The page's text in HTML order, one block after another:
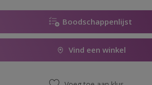
Boodschappenlijst
Vind een winkel